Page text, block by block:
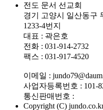
전도 문서 선교회
경기 고양시 일산동구
1233-4번지
대표 : 곽은호
전화 : 031-914-2732
팩스 : 031-917-4520
이메일 :
사업자등록번호 : 101-
통신판매번호 :
Copyright (C)